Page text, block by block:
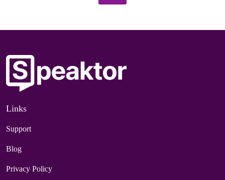
Links
Support
Blog
Privacy Policy